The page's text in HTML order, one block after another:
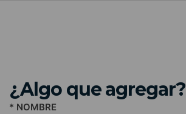
¿Algo que agregar?
* NOMBRE